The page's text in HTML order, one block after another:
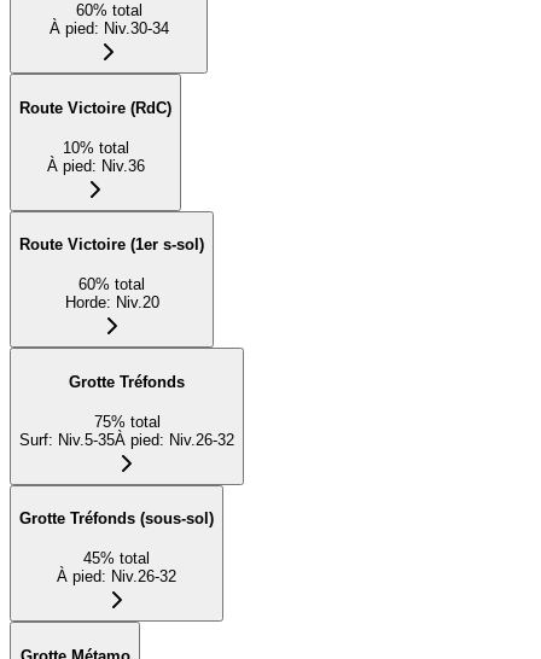
60% total
À pied: Niv.30-34
Route Victoire (RdC)
10% total
À pied: Niv.36
Route Victoire (1er s-sol)
60% total
Horde: Niv.20
Grotte Tréfonds
75% total
Surf: Niv.5-35À pied: Niv.26-32
Grotte Tréfonds (sous-sol)
45% total
À pied: Niv.26-32